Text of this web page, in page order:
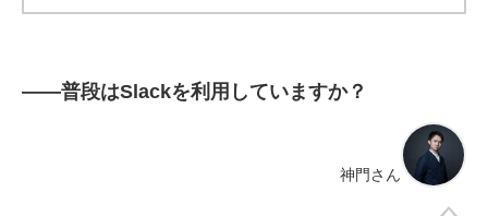
――普段はSlackを利用していますか？
神門さん